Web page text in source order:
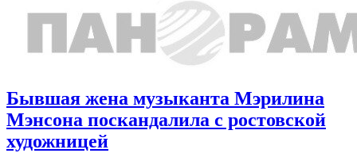
Бывшая жена музыканта Мэрилина
Мэнсона поскандалила с ростовской
художницей